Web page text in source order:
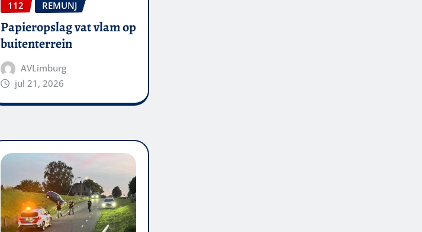
112 REMUNJ
Papieropslag vat vlam op
buitenterrein
AVLimburg
jul 21, 2026